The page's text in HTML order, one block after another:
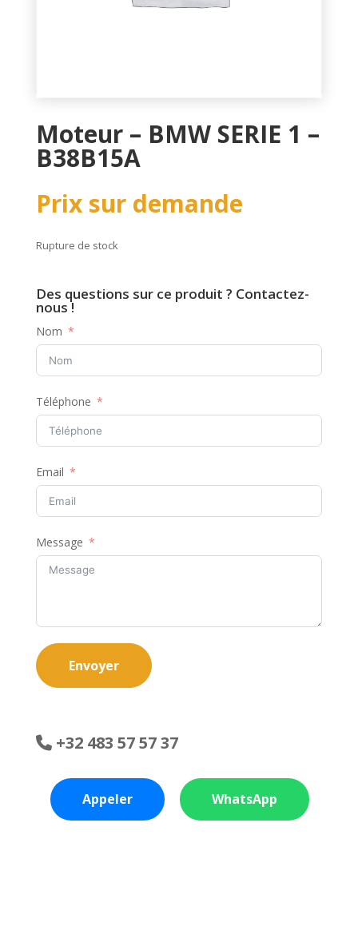
Moteur – BMW SERIE 1 –
B38B15A
Prix sur demande
Rupture de stock
Des questions sur ce produit ? Contactez-
nous !
Nom
Téléphone
Email
Message
Envoyer
+32 483 57 57 37
Appeler WhatsApp